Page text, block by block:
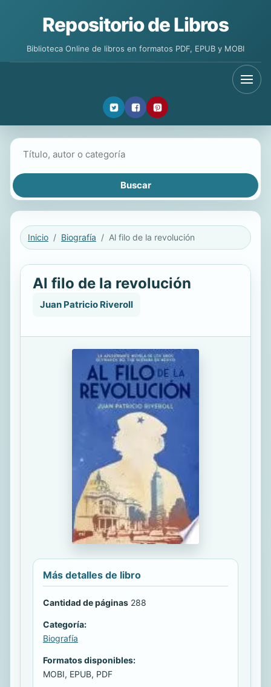
Repositorio de Libros
Biblioteca Online de libros en formatos PDF, EPUB y MOBI
Inicio Biografía Al filo de la revolución
Al filo de la revolución
Juan Patricio Riveroll
Más detalles de libro
Cantidad de páginas 288
Categoría:
Biografía
Formatos disponibles:
MOBI, EPUB, PDF